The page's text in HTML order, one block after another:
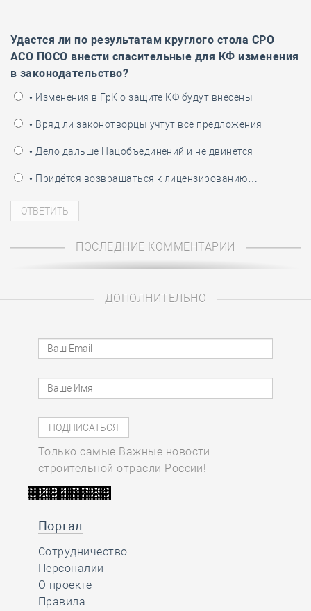
Удастся ли по результатам круглого стола СРО
АСО ПОСО внести спасительные для КФ изменения
в законодательство?
• Изменения в ГрК о защите КФ будут внесены
• Вряд ли законотворцы учтут все предложения
• Дело дальше Нацобъединений и не двинется
• Придётся возвращаться к лицензированию…
ПОСЛЕДНИЕ КОММЕНТАРИИ
ДОПОЛНИТЕЛЬНО
Только самые Важные новости
строительной отрасли России!
Портал
Сотрудничество
Персоналии
О проекте
Правила